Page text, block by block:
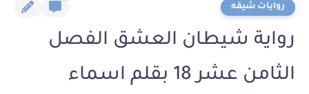
روايات شيقه
رواية شيطان العشق الفصل
الثامن عشر 18 بقلم اسماء